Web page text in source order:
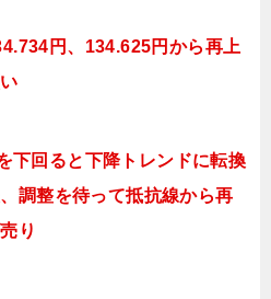
円、134.625円 から再上
下回ると
下降トレンドに転換
調整を待って抵抗線から再
り